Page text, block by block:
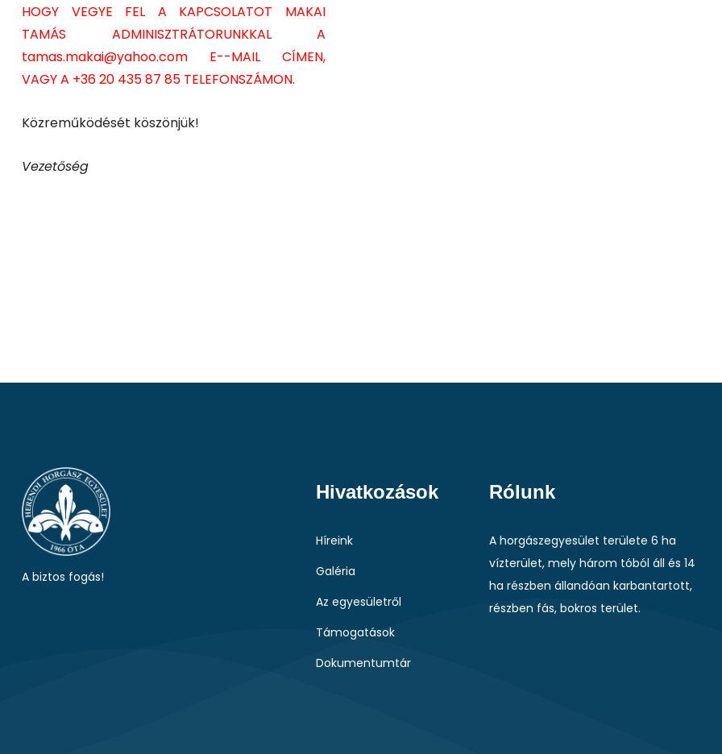
HOGY VEGYE FEL A KAPCSOLATOT MAKAI
TAMÁS ADMINISZTRÁTORUNKKAL A
tamas.makai@yahoo.com E--MAIL CÍMEN,
VAGY A +36 20 435 87 85 TELEFONSZÁMON.
Közreműködését köszönjük!
Vezetőség
A biztos fogás!
Hivatkozások
Híreink
Galéria
Az egyesületről
Támogatások
Dokumentumtár
Rólunk
A horgászegyesület területe 6 ha
vízterület, mely három tóból áll és 14
ha részben állandóan karbantartott,
részben fás, bokros terület.